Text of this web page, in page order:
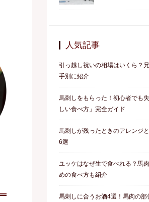
人気記事
引っ越し祝いの相場はいくら？
手別に紹介
馬刺しをもらった！初心者でも
しい食べ方」完全ガイド
馬刺しが残ったときのアレンジ
6選
ユッケはなぜ生で食べれる？馬
めの食べ方も紹介
馬刺しに合うお酒4選！馬肉の